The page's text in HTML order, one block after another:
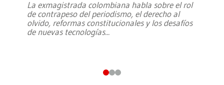
La exmagistrada colombiana habla sobre el rol
de contrapeso del periodismo, el derecho al
olvido, reformas constitucionales y los desafíos
de nuevas tecnologías...